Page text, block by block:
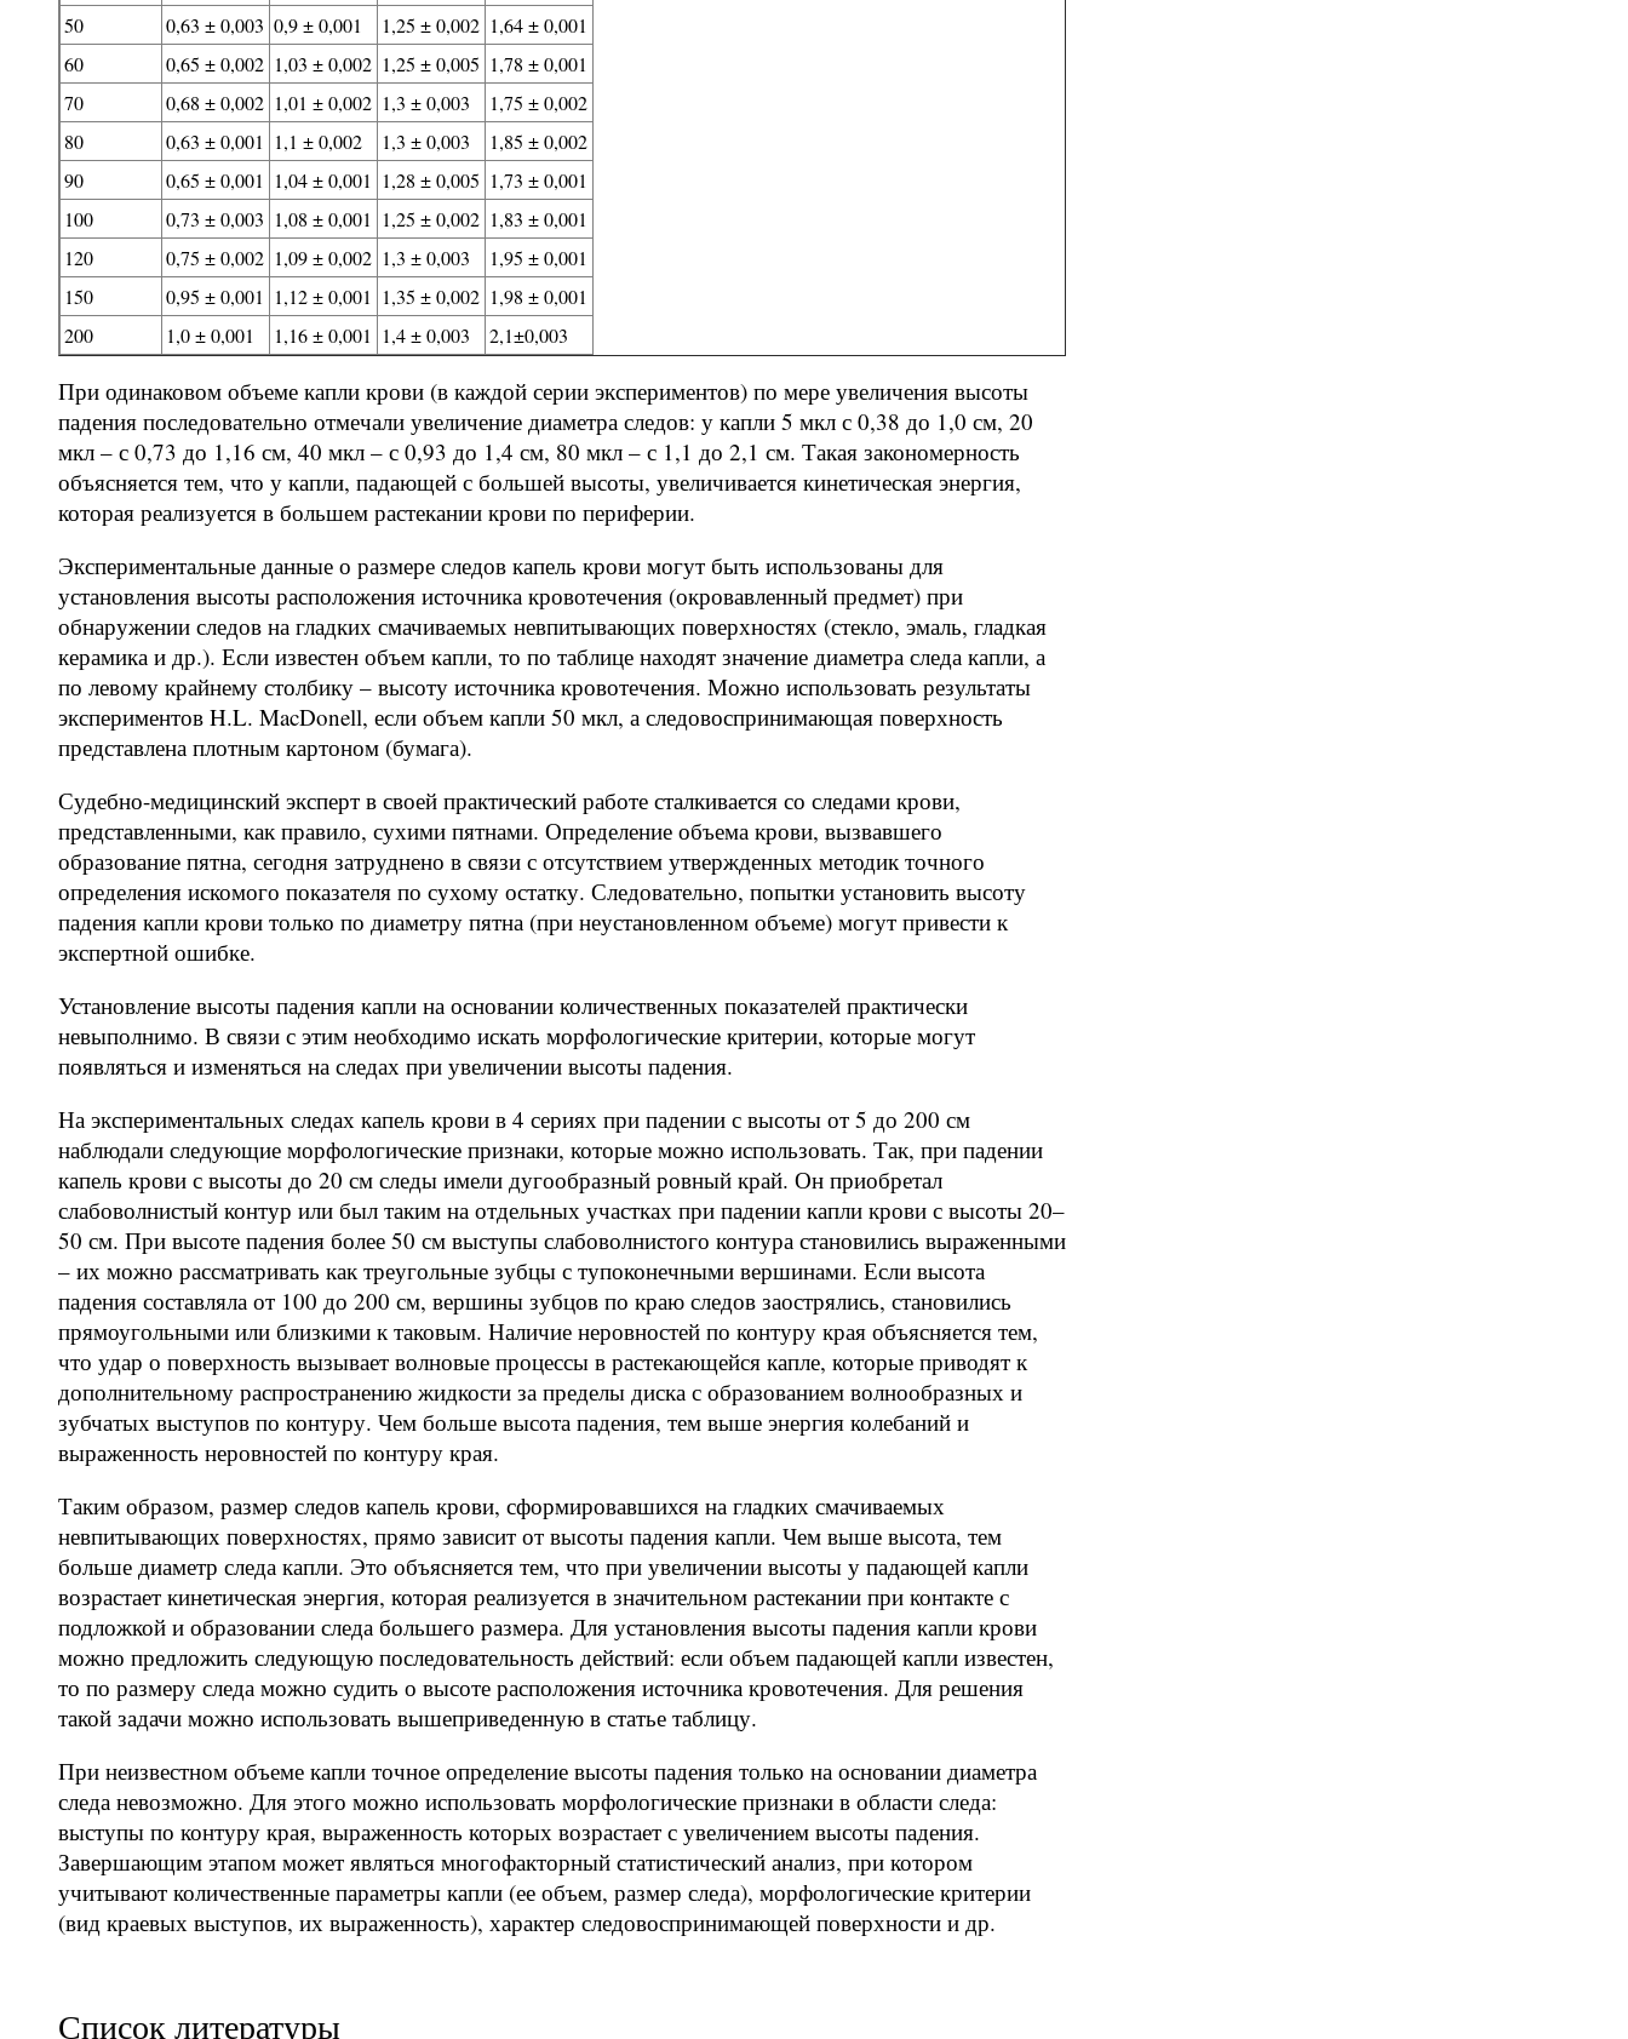
50
0,63 ± 0,003 0,9 ± 0,001 1,25 ± 0,002 1,64 ± 0,001
60
0,65 ± 0,002 1,03 ± 0,002 1,25 ± 0,005 1,78 ± 0,001
70
0,68 ± 0,002 1,01 ± 0,002 1,3 ± 0,003
1,75 ± 0,002
80
0,63 ± 0,001 1,1 ± 0,002 1,3 ± 0,003
1,85 ± 0,002
90
0,65 ± 0,001 1,04 ± 0,001 1,28 ± 0,005 1,73 ± 0,001
100
0,73 ± 0,003 1,08 ± 0,001 1,25 ± 0,002 1,83 ± 0,001
120
0,75 ± 0,002 1,09 ± 0,002 1,3 ± 0,003
1,95 ± 0,001
150
0,95 ± 0,001 1,12 ± 0,001 1,35 ± 0,002 1,98 ± 0,001
200
1,0 ± 0,001 1,16 ± 0,001 1,4 ± 0,003 2,1±0,003
При одинаковом объеме капли крови (в каждой серии экспериментов) по мере увеличения высоты
падения последовательно отмечали увеличение диаметра следов: у капли 5 мкл с 0,38 до 1,0 см, 20
мкл – с 0,73 до 1,16 см, 40 мкл – с 0,93 до 1,4 см, 80 мкл – с 1,1 до 2,1 см. Такая закономерность
объясняется тем, что у капли, падающей с большей высоты, увеличивается кинетическая энергия,
которая реализуется в большем растекании крови по периферии.
Экспериментальные данные о размере следов капель крови могут быть использованы для
установления высоты расположения источника кровотечения (окровавленный предмет) при
обнаружении следов на гладких смачиваемых невпитывающих поверхностях (стекло, эмаль, гладкая
керамика и др.). Если известен объем капли, то по таблице находят значение диаметра следа капли, а
по левому крайнему столбику – высоту источника кровотечения. Можно использовать результаты
экспериментов H.L. MacDonell, если объем капли 50 мкл, а следовоспринимающая поверхность
представлена плотным картоном (бумага).
Судебно-медицинский эксперт в своей практический работе сталкивается со следами крови,
представленными, как правило, сухими пятнами. Определение объема крови, вызвавшего
образование пятна, сегодня затруднено в связи с отсутствием утвержденных методик точного
определения искомого показателя по сухому остатку. Следовательно, попытки установить высоту
падения капли крови только по диаметру пятна (при неустановленном объеме) могут привести к
экспертной ошибке.
Установление высоты падения капли на основании количественных показателей практически
невыполнимо. В связи с этим необходимо искать морфологические критерии, которые могут
появляться и изменяться на следах при увеличении высоты падения.
На экспериментальных следах капель крови в 4 сериях при падении с высоты от 5 до 200 см
наблюдали следующие морфологические признаки, которые можно использовать. Так, при падении
капель крови с высоты до 20 см следы имели дугообразный ровный край. Он приобретал
слабоволнистый контур или был таким на отдельных участках при падении капли крови с высоты 20–
50 см. При высоте падения более 50 см выступы слабоволнистого контура становились выраженными
– их можно рассматривать как треугольные зубцы с тупоконечными вершинами. Если высота
падения составляла от 100 до 200 см, вершины зубцов по краю следов заострялись, становились
прямоугольными или близкими к таковым. Наличие неровностей по контуру края объясняется тем,
что удар о поверхность вызывает волновые процессы в растекающейся капле, которые приводят к
дополнительному распространению жидкости за пределы диска с образованием волнообразных и
зубчатых выступов по контуру. Чем больше высота падения, тем выше энергия колебаний и
выраженность неровностей по контуру края.
Таким образом, размер следов капель крови, сформировавшихся на гладких смачиваемых
невпитывающих поверхностях, прямо зависит от высоты падения капли. Чем выше высота, тем
больше диаметр следа капли. Это объясняется тем, что при увеличении высоты у падающей капли
возрастает кинетическая энергия, которая реализуется в значительном растекании при контакте с
подложкой и образовании следа большего размера. Для установления высоты падения капли крови
можно предложить следующую последовательность действий: если объем падающей капли известен,
то по размеру следа можно судить о высоте расположения источника кровотечения. Для решения
такой задачи можно использовать вышеприведенную в статье таблицу.
При неизвестном объеме капли точное определение высоты падения только на основании диаметра
следа невозможно. Для этого можно использовать морфологические признаки в области следа:
выступы по контуру края, выраженность которых возрастает с увеличением высоты падения.
Завершающим этапом может являться многофакторный статистический анализ, при котором
учитывают количественные параметры капли (ее объем, размер следа), морфологические критерии
(вид краевых выступов, их выраженность), характер следовоспринимающей поверхности и др.
Список литературы